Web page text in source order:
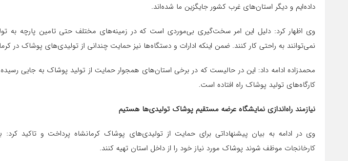
داده‌ایم و دیگر استان‌های غرب کشور جایگزین ما شده‌اند.
وی اظهار کرد: دلیل این امر سخت‌گیری بی‌موردی است که در زمینه‌های مختلف حتی تامین پارچه به
نمی‌توانند به راحتی کار کنند. ضمن اینکه ادارات و دستگاه‌ها نیز حمایت چندانی از تولیدی‌های پوشاک در
محمدزاده ادامه داد: این در حالیست که در برخی استان‌های همجوار حمایت از تولید پوشاک به جایی
کارگاه‌های تولید پوشاک راه افتاده است.
نیازمند راه‌اندازی نمایشگاه عرضه مستقیم پوشاک تولیدی‌ها هستیم
وی در ادامه به بیان پیشنهاداتی برای حمایت از تولیدی‌های پوشاک کرمانشاه پرداخت و تاکید کرد:
کارخانجات موظف شوند پوشاک مورد نیاز خود را از داخل استان تهیه کنند.